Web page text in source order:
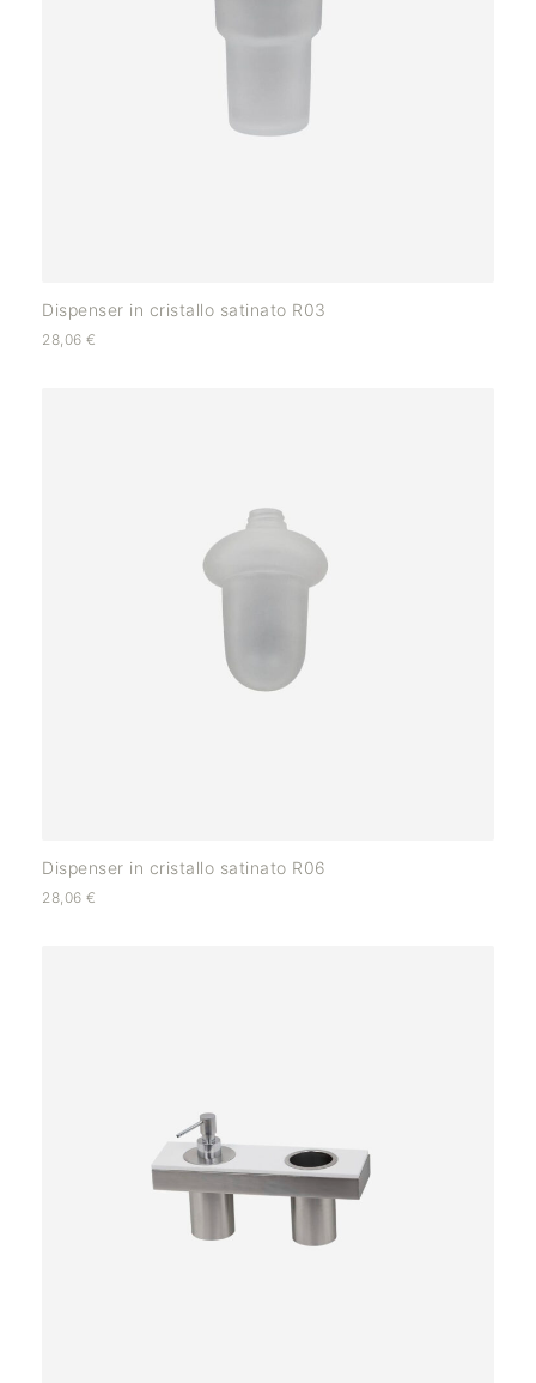
Dispenser in cristallo satinato R03
28,06 €
Dispenser in cristallo satinato R06
28,06 €